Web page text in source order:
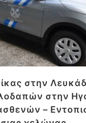
στην
στην
–